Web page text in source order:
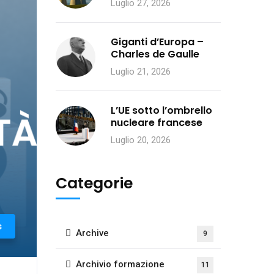
Luglio 27, 2026
Giganti d’Europa –
Charles de Gaulle
Luglio 21, 2026
L’UE sotto l’ombrello
nucleare francese
Luglio 20, 2026
Categorie
Archive 9
Archivio formazione 11